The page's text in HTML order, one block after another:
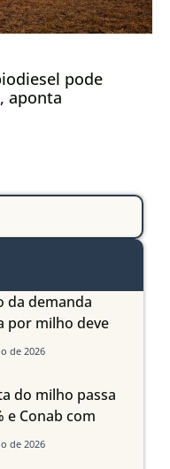
pode
aponta
da demanda
por milho deve
aumento da
Grosso, aponta
de 2026
do milho passa
e Conab com
em
de 2026